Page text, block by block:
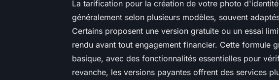
La tarification pour la création de votre photo
généralement selon plusieurs modèles, souvent
Certains proposent une version gratuite ou un essai
rendu avant tout engagement financier. Cette formule
basique, avec des fonctionnalités essentielles pour
revanche, les versions payantes offrent des services